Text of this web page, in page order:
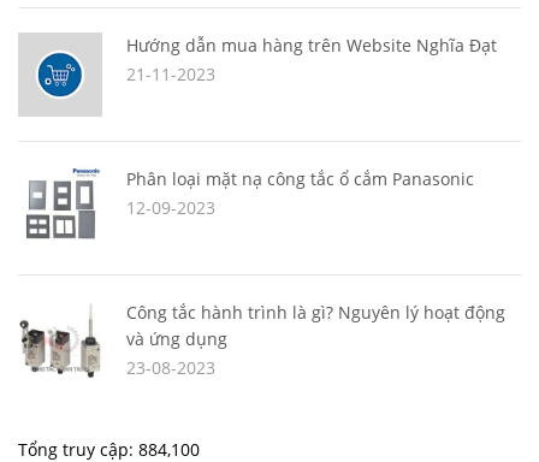
Hướng dẫn mua hàng trên Website Nghĩa Đạt
21-11-2023
Phân loại mặt nạ công tắc ổ cắm Panasonic
12-09-2023
Công tắc hành trình là gì? Nguyên lý hoạt động
và ứng dụng
23-08-2023
Tổng truy cập: 884,100